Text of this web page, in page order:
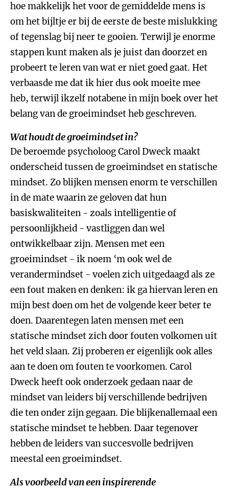
hoe makkelijk het voor de gemiddelde mens is
om het bijltje er bij de eerste de beste mislukking
of tegenslag bij neer te gooien. Terwijl je enorme
stappen kunt maken als je juist dan doorzet en
probeert te leren van wat er niet goed gaat. Het
verbaasde me dat ik hier dus ook moeite mee
heb, terwijl ikzelf notabene in mijn boek over het
belang van de groeimindset heb geschreven.
Wat houdt de groeimindset in?
De beroemde psycholoog Carol Dweck maakt
onderscheid tussen de groeimindset en statische
mindset. Zo blijken mensen enorm te verschillen
in de mate waarin ze geloven dat hun
basiskwaliteiten - zoals intelligentie of
persoonlijkheid - vastliggen dan wel
ontwikkelbaar zijn. Mensen met een
groeimindset - ik noem ‘m ook wel de
verandermindset - voelen zich uitgedaagd als ze
een fout maken en denken: ik ga hiervan leren en
mijn best doen om het de volgende keer beter te
doen. Daarentegen laten mensen met een
statische mindset zich door fouten volkomen uit
het veld slaan. Zij proberen er eigenlijk ook alles
aan te doen om fouten te voorkomen. Carol
Dweck heeft ook onderzoek gedaan naar de
mindset van leiders bij verschillende bedrijven
die ten onder zijn gegaan. Die blijkenallemaal een
statische mindset te hebben. Daar tegenover
hebben de leiders van succesvolle bedrijven
meestal een groeimindset.
Als voorbeeld van een inspirerende